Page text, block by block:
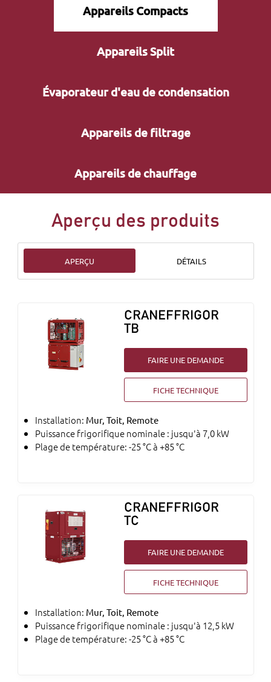
Appareils Compacts
Appareils Split
Évaporateur d'eau de condensation
Appareils de filtrage
Appareils de chauffage
Aperçu des produits
APERÇU DÉTAILS
CRANEFFRIGOR
TB
FAIRE UNE DEMANDE
FICHE TECHNIQUE
Installation: Mur, Toit, Remote
Puissance frigorifique nominale : jusqu'à 7,0 kW
Plage de température: -25 °C à +85 °C
CRANEFFRIGOR
TC
FAIRE UNE DEMANDE
FICHE TECHNIQUE
Installation: Mur, Toit, Remote
Puissance frigorifique nominale : jusqu'à 12,5 kW
Plage de température: -25 °C à +85 °C